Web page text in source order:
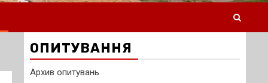
ОПИТУВАННЯ
Архив опитувань